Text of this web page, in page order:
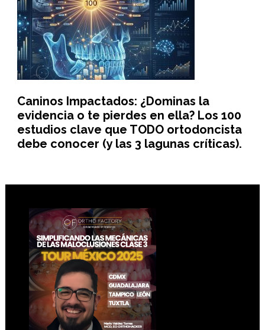
Caninos Impactados: ¿Dominas la
evidencia o te pierdes en ella? Los 100
estudios clave que TODO ortodoncista
debe conocer (y las 3 lagunas críticas).
Footer